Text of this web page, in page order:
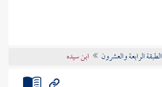
الطبقة الرابعة والعشرون ابن سيده